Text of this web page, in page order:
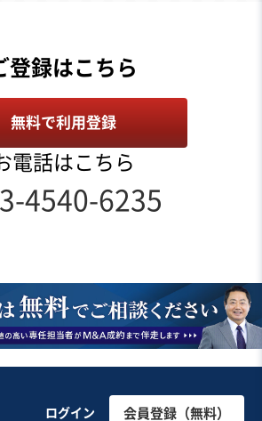
登録はこちら
無料で利用登録
電話はこちら
4540-6235
ログイン 会員登録（無料）